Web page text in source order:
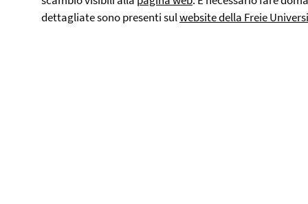
dettagliate sono presenti sulwebsite della Freie